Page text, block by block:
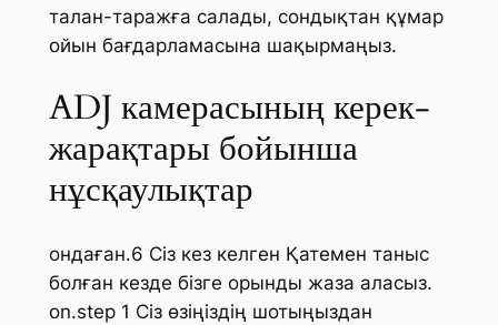
талан-таражға салады, сондықтан құмар
ойын бағдарламасына шақырмаңыз.
ADJ камерасының керек-
жарақтары бойынша
нұсқаулықтар
ондаған.6 Сіз кез келген Қатемен таныс
болған кезде бізге орынды жаза аласыз.
on.step 1 Сіз өзіңіздің шотыңыздан